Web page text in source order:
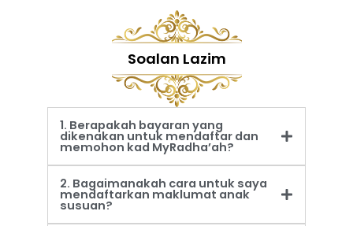
Soalan Lazim
1. Berapakah bayaran yang
dikenakan untuk mendaftar dan
memohon kad MyRadha’ah?
2. Bagaimanakah cara untuk saya
mendaftarkan maklumat anak
susuan?